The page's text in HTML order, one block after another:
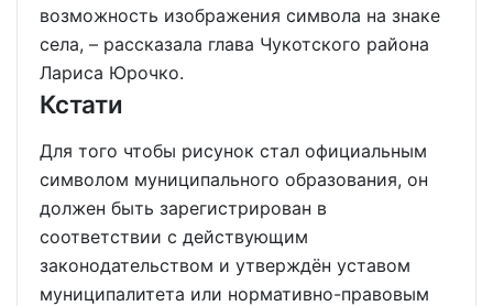
возможность изображения символа на знаке
села, – рассказала глава Чукотского района
Лариса Юрочко.
Кстати
Для того чтобы рисунок стал официальным
символом муниципального образования, он
должен быть зарегистрирован в
соответствии с действующим
законодательством и утверждён уставом
муниципалитета или нормативно-правовым